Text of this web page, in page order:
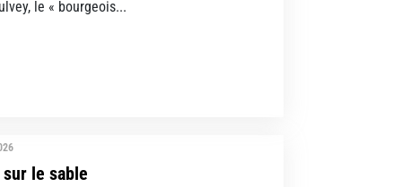
le « bourgeois...
le sable